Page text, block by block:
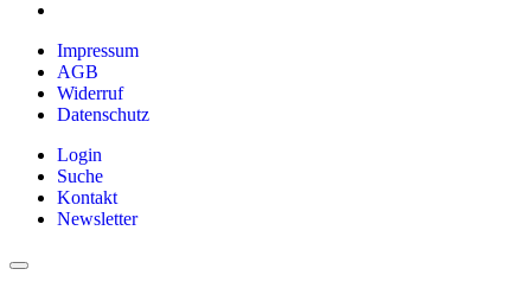
Impressum
AGB
Widerruf
Datenschutz
Login
Suche
Kontakt
Newsletter